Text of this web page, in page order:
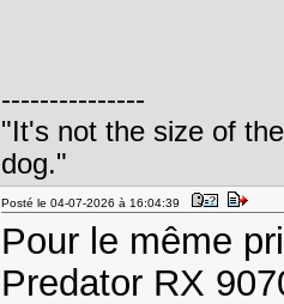
---------------
"It's not the size of
dog."
Posté le 04-07-2026 à 16:04:39
Pour le même
Predator RX